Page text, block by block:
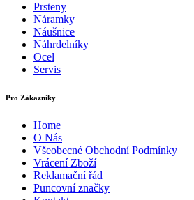
Prsteny
Náramky
Náušnice
Náhrdelníky
Ocel
Servis
Pro Zákazníky
Home
O Nás
Všeobecné Obchodní Podmínky
Vrácení Zboží
Reklamační řád
Puncovní značky